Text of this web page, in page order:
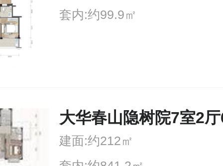
套内:约99.9㎡
大华春山隐树院7室2
建面:约212㎡